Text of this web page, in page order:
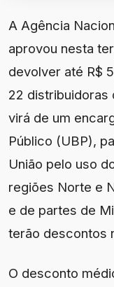
A Agência
aprovou nesta
devolver até R$
22 distribuidoras
virá de um
Público (UBP),
União pelo uso
regiões Norte e
e de partes de
terão descontos
O desconto